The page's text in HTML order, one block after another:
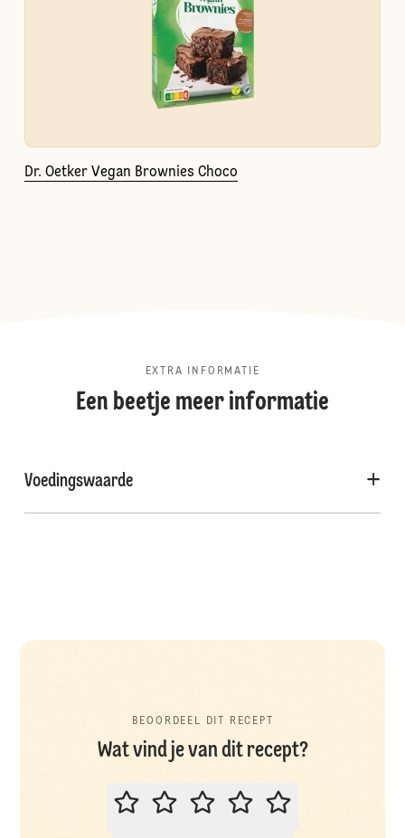
Dr. Oetker Vegan Brownies Choco
EXTRA INFORMATIE
Een beetje meer informatie
Voedingswaarde
BEOORDEEL DIT RECEPT
Wat vind je van dit recept?
BEOORDEEL DIT RECEPT